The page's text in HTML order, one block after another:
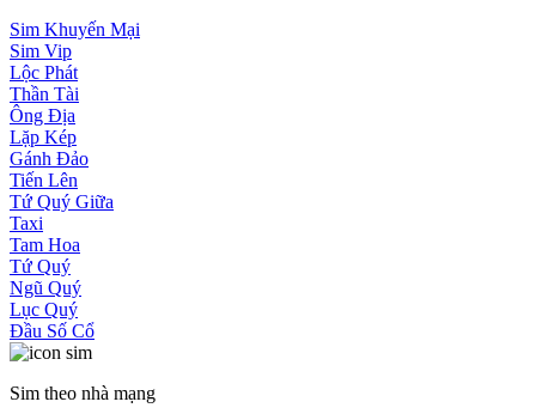
Sim Khuyến Mại
Sim Vip
Lộc Phát
Thần Tài
Ông Địa
Lặp Kép
Gánh Đảo
Tiến Lên
Tứ Quý Giữa
Taxi
Tam Hoa
Tứ Quý
Ngũ Quý
Lục Quý
Đầu Số Cổ
Sim theo nhà mạng